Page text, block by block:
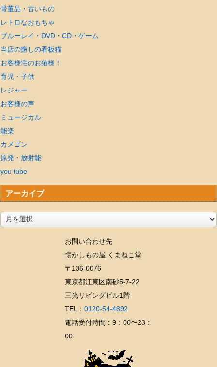
骨董品・古いもの
レトロなおもちゃ
ブルーレイ・DVD・CD・ゲーム
当店の癒しの看板猫
お客様宅のお猫様！
育児・子供
レジャー
お客様の声
ミュージカル
能楽
カメゴン
原発・放射能
you tube
アーカイブ
お問い合わせ先
懐かしもの屋 くまねこ堂
〒136-0076
東京都江東区南砂5-7-22
三光リビングビル1階
TEL： 0120-54-4892
電話受付時間：9：00〜23：
00